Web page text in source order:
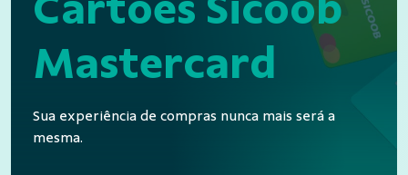
Mastercard
Sua experiência de compras nunca mais será a
mesma.